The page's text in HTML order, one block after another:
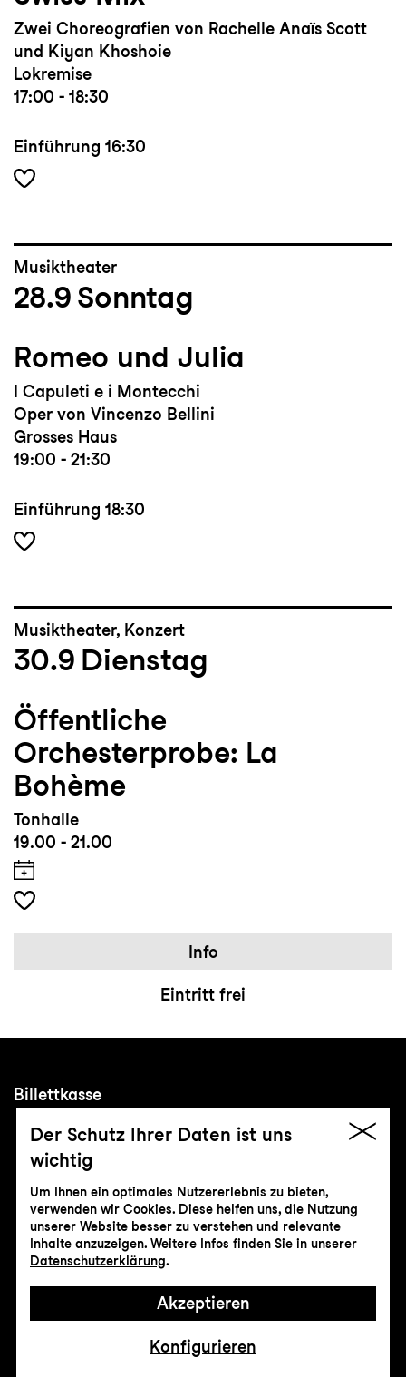
Zwei Choreografien von Rachelle Anaïs Scott
und Kiyan Khoshoie
Lokremise
17:00 - 18:30
Einführung 16:30
Musiktheater
28.9 Sonntag
Romeo und Julia
I Capuleti e i Montecchi
Oper von Vincenzo Bellini
Grosses Haus
19:00 - 21:30
Einführung 18:30
Musiktheater, Konzert
30.9 Dienstag
Öffentliche
Orchesterprobe: La
Bohème
Tonhalle
19.00 - 21.00
Info
Eintritt frei
Billettkasse
kasse@konzertundtheater.ch
Grosses Haus und Tonhalle
Museumstrasse 24/25
9000 St. Gallen
9000 St. Gallen
Der Schutz Ihrer Daten ist uns
wichtig
Um Ihnen ein optimales Nutzererlebnis zu bieten,
verwenden wir Cookies. Diese helfen uns, die Nutzung
unserer Website besser zu verstehen und relevante
Inhalte anzuzeigen. Weitere Infos finden Sie in unserer
Datenschutzerklärung.
Akzeptieren
Konfigurieren